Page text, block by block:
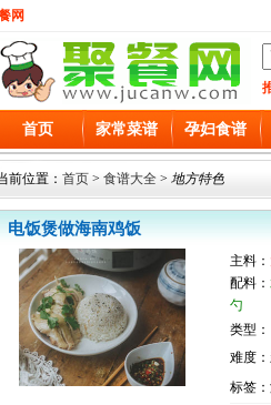
网
首页 家常菜谱 孕妇食谱
前位置： 首页 > 食谱大全 > 地方特色
电饭煲做海南鸡饭
主料：
配料：
勺
类型：
难度
标签